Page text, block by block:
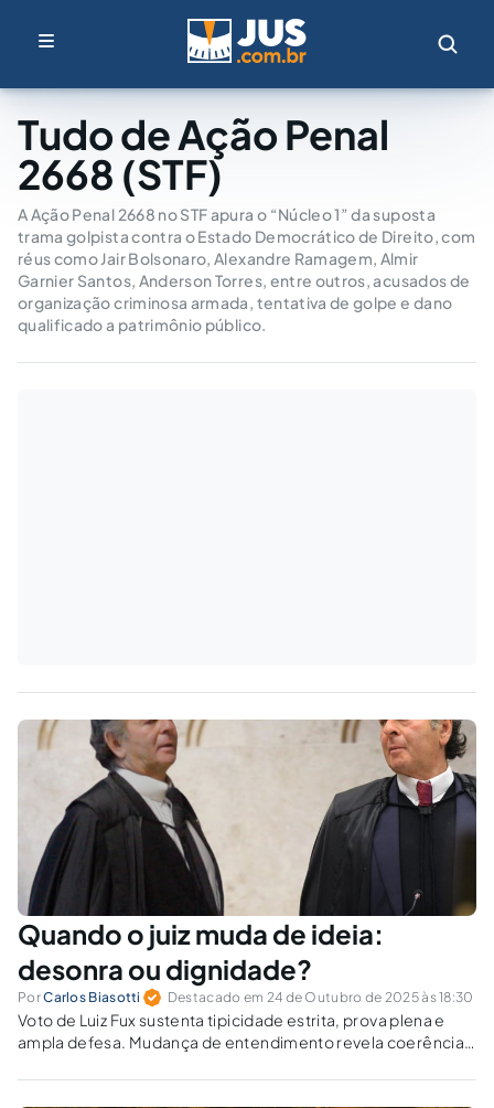
Tudo de Ação Penal
2668 (STF)
A Ação Penal 2668 no STF apura o “Núcleo 1” da suposta
trama golpista contra o Estado Democrático de Direito, com
réus como Jair Bolsonaro, Alexandre Ramagem, Almir
Garnier Santos, Anderson Torres, entre outros, acusados de
organização criminosa armada, tentativa de golpe e dano
qualificado a patrimônio público.
Quando o juiz muda de ideia:
desonra ou dignidade?
PorCarlos Biasotti Destacado em 24 de Outubro de 2025 às 18:30
Voto de Luiz Fux sustenta tipicidade estrita, prova plena e
ampla defesa. Mudança de entendimento revela coerência